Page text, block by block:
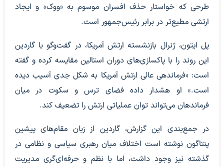
طرحی که خواستار حذف افسران موسوم به «ووک» و ایجاد
ارتشی مطیع‌تر در برابر رئیس‌جمهور است.
پل ایتون، ژنرال بازنشسته ارتش آمریکا، در گفت‌وگو با گاردین
این روند را با پاکسازی‌های دوران استالین مقایسه کرده و گفته
است: «فرماندهی عالی ارتش آمریکا به شکل جدی آسیب دیده
است.» او هشدار داده فضای ترس و سکوت در میان
فرماندهان می‌تواند توان عملیاتی ارتش را تضعیف کند.
در جمع‌بندی این گزارش، گاردین از زبان مقام‌های پیشین
پنتاگون نوشته است اختلاف میان رهبری سیاسی و نظامی در
گذشته نیز وجود داشت، اما با نظم و حرفه‌ای‌گری مدیریت